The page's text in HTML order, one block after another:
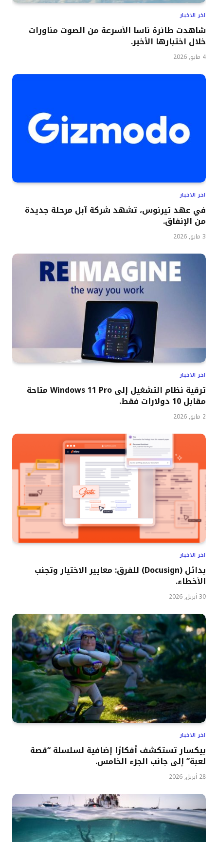
اخر الاخبار
شاهدت طائرة ناسا الأسرعة من الصوت مناورات
خلال اختبارها الأخير.
4 مايو, 2026
اخر الاخبار
في عهد تيرنوس، تشهد شركة آبل مرحلة جديدة
من الإنفاق.
3 مايو, 2026
اخر الاخبار
ترقية نظام التشغيل إلى Windows 11 Pro متاحة
مقابل 10 دولارات فقط.
2 مايو, 2026
اخر الاخبار
بدائل (Docusign) للفرق: معايير الاختيار وتجنب
الأخطاء.
30 أبريل, 2026
اخر الاخبار
بيكسار تستكشف أفكارًا إضافية لسلسلة “قصة
لعبة” إلى جانب الجزء الخامس.
28 أبريل, 2026